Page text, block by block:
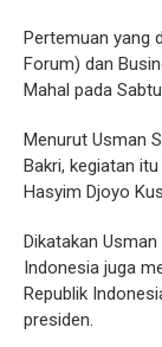
Pertemuan yang
Forum) dan
Mahal pada
Menurut Usman
Bakri, kegiatan
Hasyim Djoyo
Dikatakan
Indonesia juga
Republik
presiden.